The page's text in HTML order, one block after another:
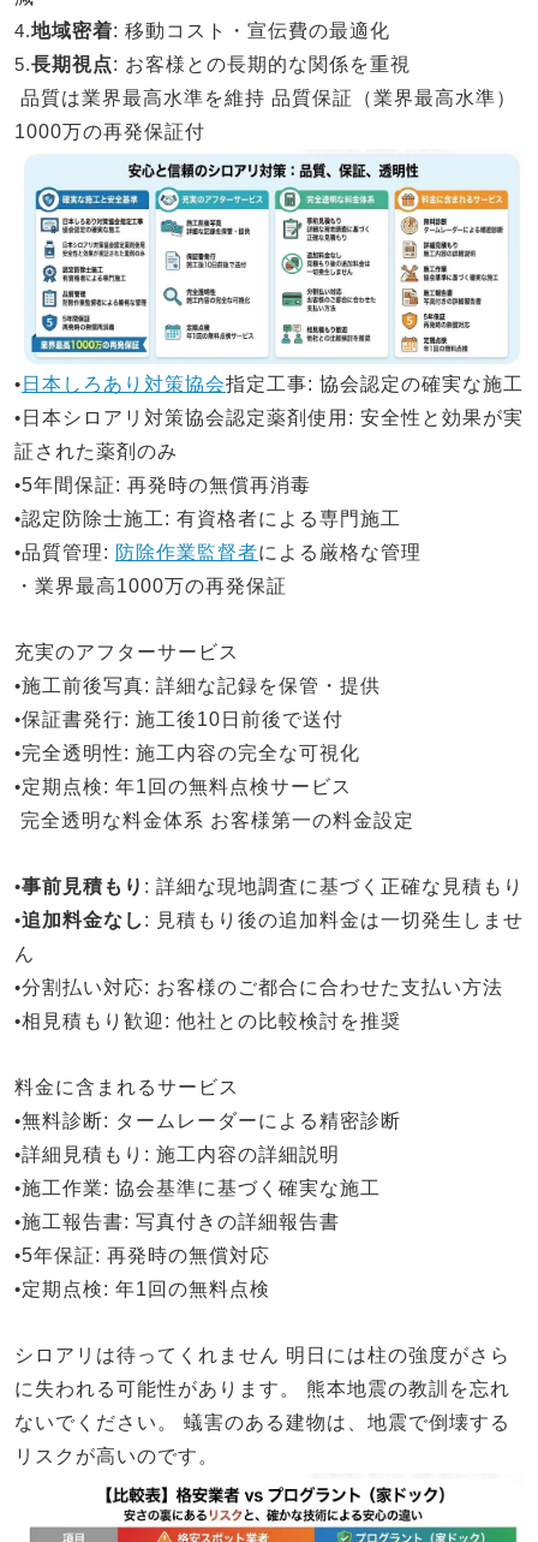
4.地域密着: 移動コスト・宣伝費の最適化
5.長期視点: お客様との長期的な関係を重視
品質は業界最高水準を維持 品質保証（業界最高水準）
1000万の再発保証付
• 日本しろあり対策協会指定工事: 協会認定の確実な施工
• 日本シロアリ対策協会認定薬剤使用 : 安全性と効果が実
証された薬剤のみ
•5年間保証: 再発時の無償再消毒
•認定防除士施工 : 有資格者による専門施工
•品質管理: 防除作業監督者による厳格な管理
・業界最高1000万の再発保証
充実のアフターサービス
•施工前後写真: 詳細な記録を保管・提供
•保証書発行: 施工後10日前後で送付
•完全透明性: 施工内容の完全な可視化
•定期点検: 年1回の無料点検サービス
完全透明な料金体系 お客様第一の料金設定
•事前見積もり : 詳細な現地調査に基づく正確な見積もり
•追加料金なし : 見積もり後の追加料金は一切発生しませ
ん
•分割払い対応: お客様のご都合に合わせた支払い方法
•相見積もり歓迎 : 他社との比較検討を推奨
料金に含まれるサービス
•無料診断: タームレーダーによる精密診断
•詳細見積もり : 施工内容の詳細説明
•施工作業: 協会基準に基づく確実な施工
•施工報告書: 写真付きの詳細報告書
•5年保証: 再発時の無償対応
•定期点検: 年1回の無料点検
シロアリは待ってくれません 明日には柱の強度がさら
に失われる可能性があります。
熊本地震の教訓を忘れ
ないでください。
蟻害のある建物は、地震で倒壊する
リスクが高いのです。